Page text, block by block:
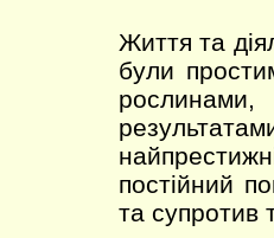
Життя та
були
постійний
та супротив